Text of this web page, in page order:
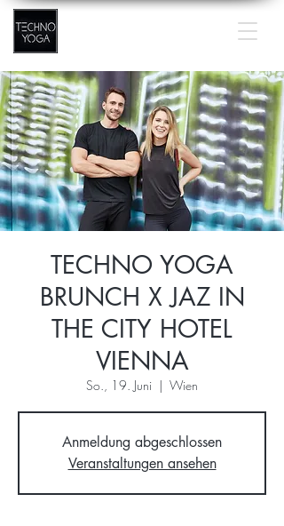
TECHNO YOGA
BRUNCH X JAZ IN
THE CITY HOTEL
VIENNA
So., 19. Juni
  |
Wien
Anmeldung abgeschlossen
Veranstaltungen ansehen